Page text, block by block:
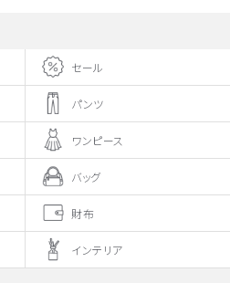
セール
パンツ
ワンピース
バッグ
財布
インテリア